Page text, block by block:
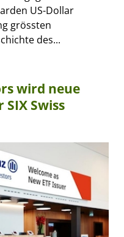
US-Dollar
grössten
des...
wird neue
Swiss